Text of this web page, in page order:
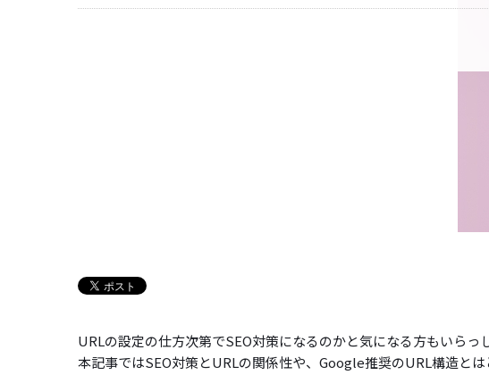
URLの設定の仕方次第でSEO対策になるのかと気になる方もいらっ
本記事ではSEO対策とURLの関係性や、Google推奨のURL構造と